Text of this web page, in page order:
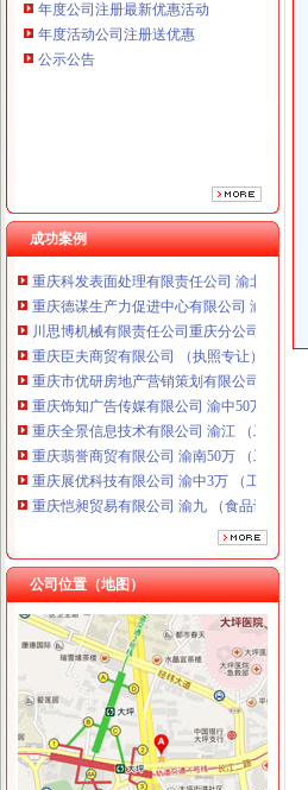
年度公司注册最新优惠活动
年度活动公司注册送优惠
公示公告
成功案例
重庆臣夫商贸有限公司 （执照专让）
重庆展优科技有限公司 渝中3万 （工商注册）
重庆恺昶贸易有限公司 渝九 （食品许可证）
重庆同济汽车设计有限公司 渝江25万 （工商
重庆德谋生产力促进中心有限公司 渝大10
川思博机械有限责任公司重庆分公司 渝江 （
重庆臣夫商贸有限公司 （执照专让）
重庆市优研房地产营销策划有限公司
重庆饰知广告传媒有限公司 渝中50万 （工商
重庆全景信息技术有限公司 渝江 （工商注册
重庆翡誉商贸有限公司 渝南50万 （工商注册
重庆展优科技有限公司 渝中3万 （工商注册）
重庆恺昶贸易有限公司 渝九 （食品许可证）
重庆同济汽车设计有限公司 渝江25万 （工商
重庆科发表面处理有限责任公司 渝北800万
重庆德谋生产力促进中心有限公司 渝大10万
川思博机械有限责任公司重庆分公司 渝江 （
公司位置（地图）
渝中区重庆天地
重庆渝中区的重庆天地除了琳琅,还有哪些地
【多图】渝中区重庆天地板式精装江景豪宅